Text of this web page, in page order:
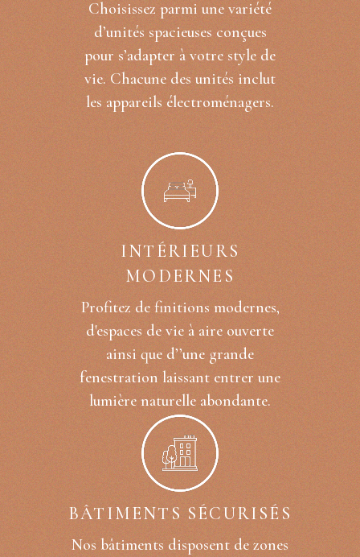
Choisissez parmi une variété
d’unités spacieuses conçues
pour s’adapter à votre style de
vie. Chacune des unités inclut
les appareils électroménagers.
INTÉRIEURS
MODERNES
Profitez de finitions modernes,
d'espaces de vie à aire ouverte
ainsi que d’’une grande
fenestration laissant entrer une
lumière naturelle abondante.
BÂTIMENTS SÉCURISÉS
Nos bâtiments disposent de zones